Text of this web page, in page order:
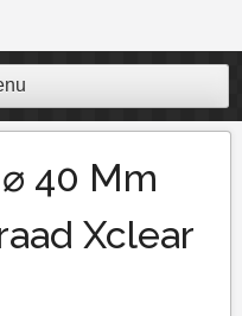
40 Mm
Xclear